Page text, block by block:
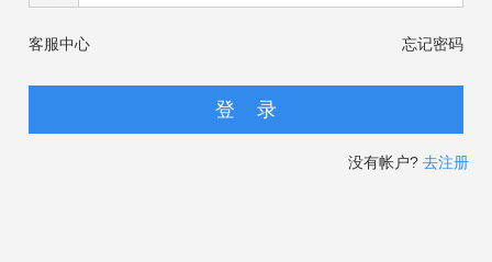
客服中心 忘记密码
没有帐户? 去注册